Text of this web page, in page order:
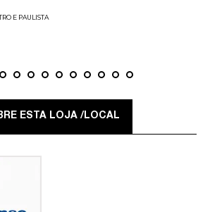
E PAULISTA
ESTA LOJA /LOCAL